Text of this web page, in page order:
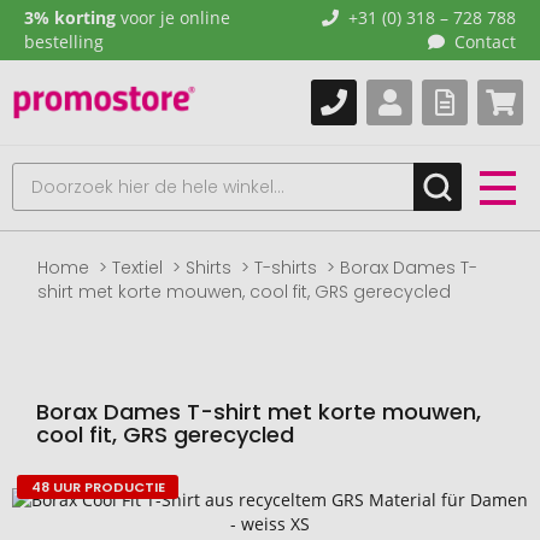
3% korting voor je online
bestelling
+31 (0) 318 – 728 788
Contact
Home Textiel Shirts T-shirts
Borax Dames T-
shirt met korte mouwen, cool fit, GRS gerecycled
Borax Dames T-shirt met korte mouwen,
cool fit, GRS gerecycled
Naar
48 UUR PRODUCTIE